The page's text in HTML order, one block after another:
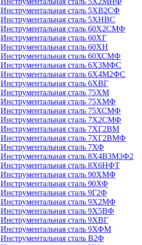
Инструментальная сталь 5ХВ2СФ
Инструментальная сталь 5ХНВС
Инструментальная сталь 60Х2СМФ
Инструментальная сталь 60ХГ
Инструментальная сталь 60ХН
Инструментальная сталь 60ХСМФ
Инструментальная сталь 6Х3МФС
Инструментальная сталь 6Х4М2ФС
Инструментальная сталь 6ХВГ
Инструментальная сталь 75ХМ
Инструментальная сталь 75ХМФ
Инструментальная сталь 75ХСМФ
Инструментальная сталь 7Х2СМФ
Инструментальная сталь 7ХГ2ВМ
Инструментальная сталь 7ХГ2ВМФ
Инструментальная сталь 7ХФ
Инструментальная сталь 8Х4В3М3Ф2
Инструментальная сталь 8Х6НФТ
Инструментальная сталь 90ХМФ
Инструментальная сталь 90ХФ
Инструментальная сталь 9Г2Ф
Инструментальная сталь 9Х2МФ
Инструментальная сталь 9Х5ВФ
Инструментальная сталь 9ХВГ
Инструментальная сталь 9ХФМ
Инструментальная сталь В2Ф